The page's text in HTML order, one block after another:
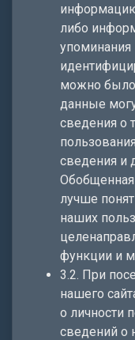
информацию
либо
упоминания
можно было
данные
сведения о
сведения и
лучше
наших
функции и
3.2. При
нашего
о личности
сведений о